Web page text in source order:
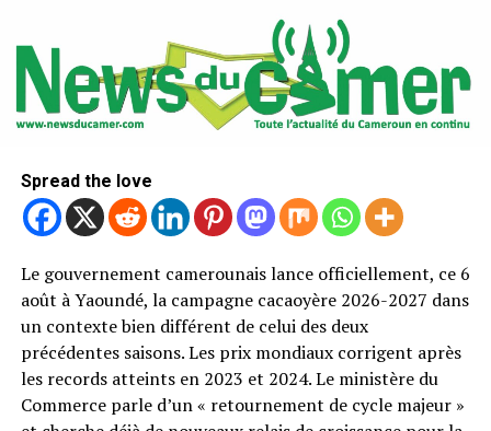
Spread the love
Le gouvernement camerounais lance officiellement, ce 6
août à Yaoundé, la campagne cacaoyère 2026-2027 dans
un contexte bien différent de celui des deux
précédentes saisons. Les prix mondiaux corrigent après
les records atteints en 2023 et 2024. Le ministère du
Commerce parle d’un « retournement de cycle majeur »